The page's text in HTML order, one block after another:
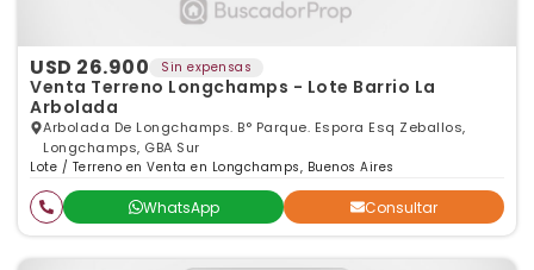
USD 26.900 Sin expensas
Venta Terreno Longchamps - Lote Barrio La
Arbolada
Arbolada De Longchamps. B° Parque. Espora Esq Zeballos,
Longchamps, GBA Sur
Lote / Terreno en Venta en Longchamps, Buenos Aires
WhatsApp Consultar